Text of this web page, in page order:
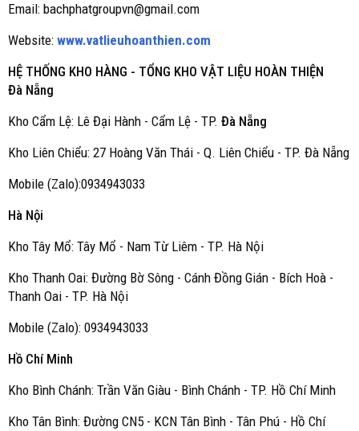
Email: bachphatgroupvn@gmail.com
Website: www.vatlieuhoanthien.com
HỆ THỐNG KHO HÀNG - TỔNG KHO VẬT LIỆU HOÀN THIỆN
Đà Nẵng
Kho Cẩm Lệ: Lê Đại Hành - Cẩm Lệ - TP. Đà Nẵng
Kho Liên Chiểu: 27 Hoàng Văn Thái - Q. Liên Chiểu - TP. Đà Nẵng
Mobile (Zalo):0934943033
Hà Nội
Kho Tây Mổ: Tây Mổ - Nam Từ Liêm - TP. Hà Nội
Kho Thanh Oai: Đường Bờ Sông - Cánh Đồng Gián - Bích Hoà -
Thanh Oai - TP. Hà Nội
Mobile (Zalo): 0934943033
Hồ Chí Minh
Kho Bình Chánh: Trần Văn Giàu - Bình Chánh - TP. Hồ Chí Minh
Kho Tân Bình: Đường CN5 - KCN Tân Bình - Tân Phú - Hồ Chí